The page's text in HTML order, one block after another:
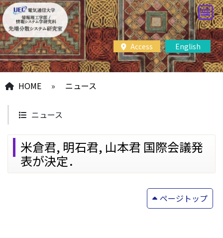
English
Access
HOME » ニュース
ニュース
米倉君, 明石君, 山本君 国際会議発
表が決定．
ページトップ